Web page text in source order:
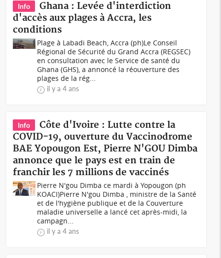
Info
Ghana : Levée d'interdiction
d'accès aux plages à Accra, les
conditions
Plage à Labadi Beach, Accra (ph)Le Conseil
Régional de Sécurité du Grand Accra (REGSEC)
en consultation avec le Service de santé du
Ghana (GHS), a annoncé la réouverture des
plages de la rég...
il y a 4 ans
Info
Côte d'Ivoire : Lutte contre la
COVID-19, ouverture du Vaccinodrome
BAE Yopougon Est, Pierre N'GOU Dimba
annonce que le pays est en train de
franchir les 7 millions de vaccinés
Pierre N'gou Dimba ce mardi à Yopougon (ph
KOACI)Pierre N'gou Dimba , ministre de la Santé
et de l'hygiène publique et de la Couverture
maladie universelle a lancé cet après-midi, la
campagn...
il y a 4 ans